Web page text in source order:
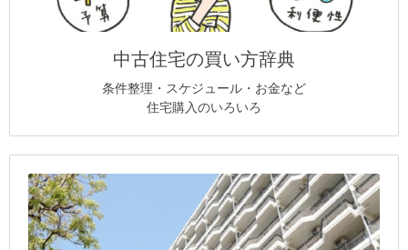
中古住宅の買い方辞典
条件整理・スケジュール・お金など
住宅購入のいろいろ